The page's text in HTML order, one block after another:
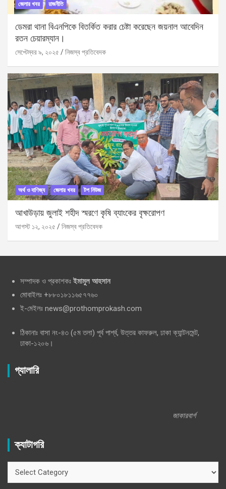
জেলার খবর রাজনীতি
ডেমরা থানা বিএনপিকে বিতর্কিত করার চেষ্টা করেছেন জয়নাল আবেদিন
রতন চেয়ারম্যান।
সেপ্টেম্বর ৯, ২০২৫ নিজস্ব প্রতিবেদক
অর্থ ও বাণিজ্য জেলার খবর টপ নিউজ
আখাউড়ায় জুলাই শহীদ স্মরণে কৃষি ব্যাংকের বৃক্ষরোপণ
আগস্ট ১২, ২০২৫ নিজস্ব প্রতিবেদক
সম্পাদক ও প্রকাশকঃ ইমামুল আহসান
মোবাইলঃ +৮৮০১৮১১৬৫৭৭৬০
ই-মেইলঃ news@prothomprokash.com
ঠিকানাঃ বাসা নং-৪৩ (৫ম তলা) পূর্ব পার্শ্ব, উত্তর কাফরুল, ঢাকা ক্যান্টনমেন্ট,
ঢাকা-১২০৬।
গ্যালারি
জাকারবার্গ
ক্যাটাগরি